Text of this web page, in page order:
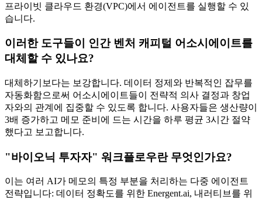
프라이빗 클라우드 환경(VPC)에서 에이전트를 실행할 수 있
습니다.
이러한 도구들이 인간 벤처 캐피털 어소시에이트를
대체할 수 있나요?
대체하기보다는 보강합니다. 데이터 정제와 반복적인 잡무를
자동화함으로써 어소시에이트들이 전략적 의사 결정과 창업
자와의 관계에 집중할 수 있도록 합니다. 사용자들은 생산량이
3배 증가하고 메모 준비에 드는 시간을 하루 평균 3시간 절약
했다고 보고합니다.
"바이오닉 투자자" 워크플로우란 무엇인가요?
이는 여러 AI가 메모의 특정 부분을 처리하는 다중 에이전트
전략입니다: 데이터 정확도를 위한 Energent.ai, 내러티브를 위